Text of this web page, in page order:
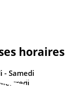
horaires
- Samedi